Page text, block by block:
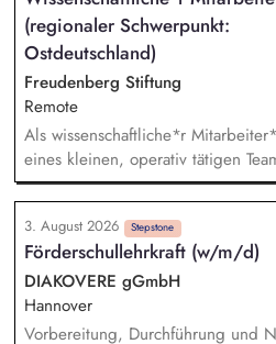
(regionaler Schwerpunkt:
Ostdeutschland)
Freudenberg Stiftung
Remote
Als wissenschaftliche*r
eines kleinen, operativ tätigen
klaren Programmatik langfristig
implementiert. Sie unterstützen
Umsetzung der
die Internationalisierungsstrategie
übersetzen wissenschaftliche
alltagsangebundene
Stiftungsprogrammatik.
3. August 2026 Stepstone
Förderschullehrkraft (w/m/d)
DIAKOVERE gGmbH
Hannover
Vorbereitung, Durchführung und